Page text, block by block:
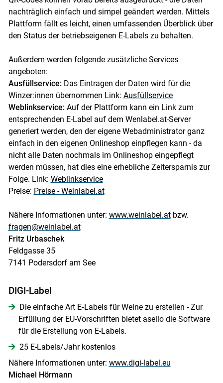
nachträglich einfach und simpel geändert werden. Mittels
Plattform fällt es leicht, einen umfassenden Überblick über
den Status der betriebseigenen E-Labels zu behalten.
Außerdem werden folgende zusätzliche Services
angeboten:
Ausfüllservice:Das Eintragen der Daten wird für die
Winzer:innen übernommen Link: Ausfüllservice
Weblinkservice:Auf der Plattform kann ein Link zum
entsprechenden E-Label auf dem Wenlabel.at-Server
generiert werden, den der eigene Webadministrator ganz
einfach in den eigenen Onlineshop einpflegen kann - da
nicht alle Daten nochmals im Onlineshop eingepflegt
werden müssen, hat dies eine erhebliche Zeitersparnis zur
Folge. Link: Weblinkservice
Preise: Preise - Weinlabel.at
Nähere Informationen unter: www.weinlabel.atbzw.
fragen@weinlabel.at
Fritz Urbaschek
Feldgasse 35
7141 Podersdorf am See
DIGI-Label
Die einfache Art E‑Labels für Weine zu erstellen - Zur
Erfüllung der EU-Vorschriften bietet asello die Software
für die Erstellung von E-Labels.
25 E-Labels/Jahr kostenlos
Nähere Informationen unter: www.digi-label.eu
Michael Hörmann